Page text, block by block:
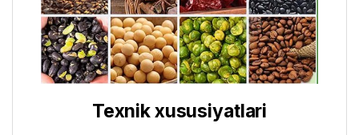
Texnik xususiyatlari